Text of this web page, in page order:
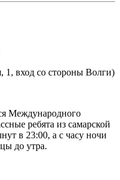
1, вход со стороны Волги)
Международного
ребята из самарской
в 23:00, а с часу ночи
до утра.